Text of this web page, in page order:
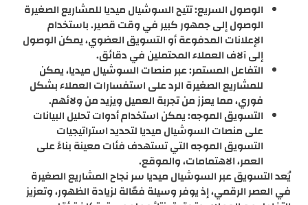
الوصول السريع: تتيح السوشيال ميديا للمشاريع الصغيرة
الوصول إلى جمهور كبير في وقت قصير. باستخدام
الإعلانات المدفوعة أو التسويق العضوي، يمكن الوصول
إلى آلاف العملاء المحتملين في دقائق.
التفاعل المستمر: عبر منصات السوشيال ميديا، يمكن
للمشاريع الصغيرة الرد على استفسارات العملاء بشكل
فوري، مما يعزز من تجربة العميل ويزيد من ولائهم.
التسويق الموجه: يمكن استخدام أدوات تحليل البيانات
على منصات السوشيال ميديا لتحديد استراتيجيات
التسويق الموجه التي تستهدف فئات معينة بناءً على
العمر، الاهتمامات، والموقع.
يُعد التسويق عبر السوشيال ميديا سر نجاح المشاريع الصغيرة
في العصر الرقمي، إذ يوفر وسيلة فعّالة لزيادة الظهور، وتعزيز